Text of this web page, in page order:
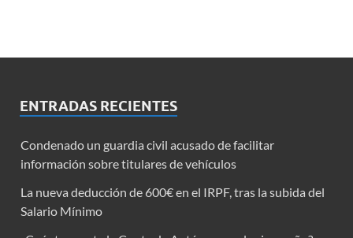
ENTRADAS RECIENTES
Condenado un guardia civil acusado de facilitar
información sobre titulares de vehículos
La nueva deducción de 600€ en el IRPF, tras la subida del
Salario Mínimo